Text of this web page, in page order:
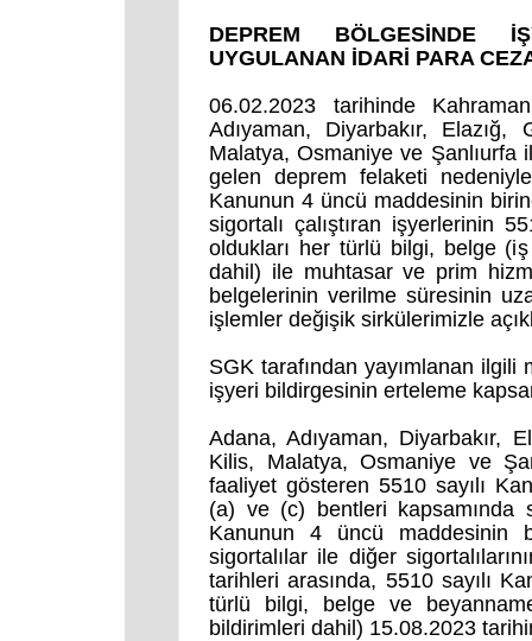
DEPREM BÖLGESİNDE
UYGULANAN İDARİ PARA
06.02.2023 tarihinde
Adıyaman, Diyarbakır,
Malatya, Osmaniye ve
gelen deprem felaketi
Kanunun 4 üncü maddesinin
sigortalı çalıştıran işyerlerinin
oldukları her türlü bilgi, belge
dahil) ile muhtasar ve prim
belgelerinin verilme süresinin
işlemler değişik sirkülerimizle
SGK tarafından yayımlanan
işyeri bildirgesinin erteleme
Adana, Adıyaman, Diyarbakır,
Kilis, Malatya, Osmaniye ve
faaliyet gösteren 5510 sayılı
(a) ve (c) bentleri kapsamında
Kanunun 4 üncü maddesinin
sigortalılar ile diğer
tarihleri arasında, 5510 sayılı
türlü bilgi, belge ve
bildirimleri dahil) 15.08.2023